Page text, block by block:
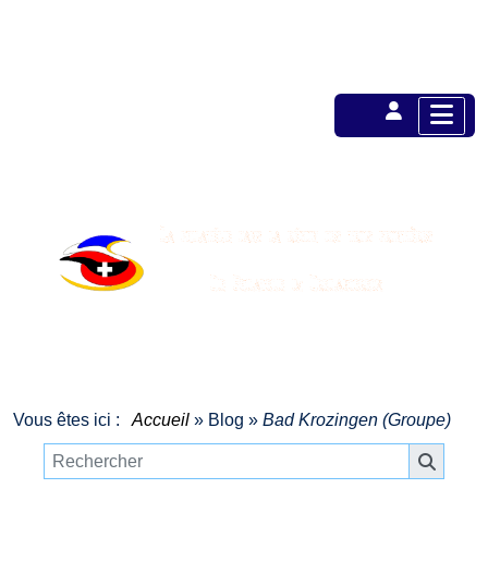
Vous êtes ici : Accueil » Blog » Bad Krozingen (Groupe)